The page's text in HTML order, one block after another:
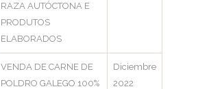
RAZA AUTÓCTONA E
PRODUTOS
ELABORADOS
VENDA DE CARNE DE
POLDRO GALEGO 100%
Diciembre
2022